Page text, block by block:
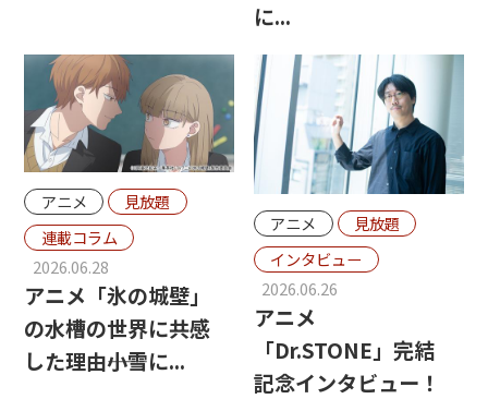
に...
アニメ
見放題
連載コラム
2026.06.28
アニメ「氷の城壁」
の水槽の世界に共感
した理由――小雪に...
アニメ
見放題
インタビュー
2026.06.26
アニメ
「Dr.STONE」完結
記念インタビュー！